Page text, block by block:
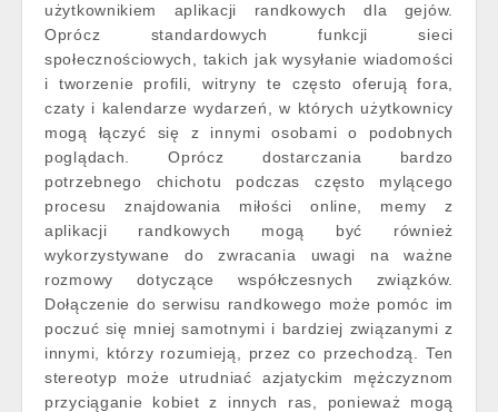
użytkownikiem aplikacji randkowych dla gejów.
Oprócz standardowych funkcji sieci
społecznościowych, takich jak wysyłanie wiadomości
i tworzenie profili, witryny te często oferują fora,
czaty i kalendarze wydarzeń, w których użytkownicy
mogą łączyć się z innymi osobami o podobnych
poglądach. Oprócz dostarczania bardzo
potrzebnego chichotu podczas często mylącego
procesu znajdowania miłości online, memy z
aplikacji randkowych mogą być również
wykorzystywane do zwracania uwagi na ważne
rozmowy dotyczące współczesnych związków.
Dołączenie do serwisu randkowego może pomóc im
poczuć się mniej samotnymi i bardziej związanymi z
innymi, którzy rozumieją, przez co przechodzą. Ten
stereotyp może utrudniać azjatyckim mężczyznom
przyciąganie kobiet z innych ras, ponieważ mogą